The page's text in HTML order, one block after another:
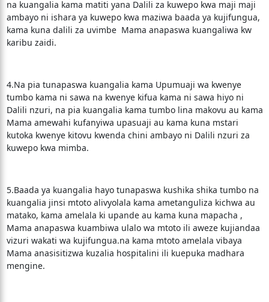
na kuangalia kama matiti yana Dalili za kuwepo kwa maji maji
ambayo ni ishara ya kuwepo kwa maziwa baada ya kujifungua,
kama kuna dalili za uvimbe Mama anapaswa kuangaliwa kw
karibu zaidi.
4.Na pia tunapaswa kuangalia kama Upumuaji wa kwenye
tumbo kama ni sawa na kwenye kifua kama ni sawa hiyo ni
Dalili nzuri, na pia kuangalia kama tumbo lina makovu au kama
Mama amewahi kufanyiwa upasuaji au kama kuna mstari
kutoka kwenye kitovu kwenda chini ambayo ni Dalili nzuri za
kuwepo kwa mimba.
5.Baada ya kuangalia hayo tunapaswa kushika shika tumbo na
kuangalia jinsi mtoto alivyolala kama ametanguliza kichwa au
matako, kama amelala ki upande au kama kuna mapacha ,
Mama anapaswa kuambiwa ulalo wa mtoto ili aweze kujiandaa
vizuri wakati wa kujifungua.na kama mtoto amelala vibaya
Mama anasisitizwa kuzalia hospitalini ili kuepuka madhara
mengine.